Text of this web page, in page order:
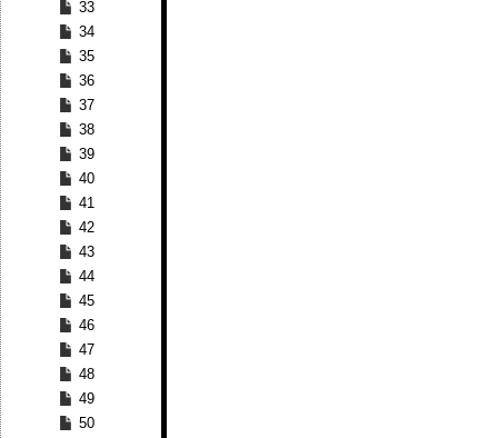
33
34
35
36
37
38
39
40
41
42
43
44
45
46
47
48
49
50